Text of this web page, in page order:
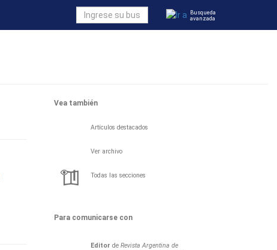
Busqueda
avanzada
Vea también
Artículos destacados
Ver archivo
Todas las secciones
Para comunicarse con
Editor de Revista Argentina de